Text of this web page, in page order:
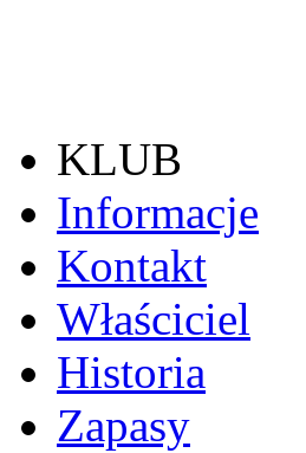
KLUB
Informacje
Kontakt
Właściciel
Historia
Zapasy